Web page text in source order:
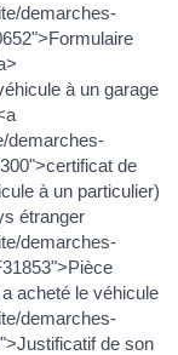
demarches-
à un garage
demarches-
de
à un particulier)
étranger
demarches-
acheté le véhicule
demarches-
de son